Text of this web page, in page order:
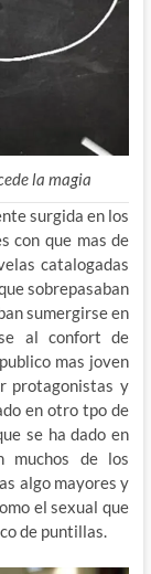
la magia
surgida en los
con que mas de
catalogadas
sobrepasaban
sumergirse en
al confort de
mas joven
protagonistas y
en otro tpo de
se ha dado en
muchos de los
algo mayores y
el sexual que
de puntillas.